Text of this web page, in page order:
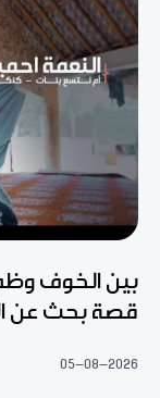
بين الخوف
قصة بحث عن
05-08-2026